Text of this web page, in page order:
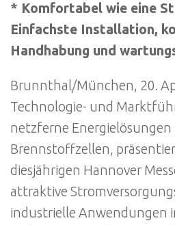
* Komfortabel wie eine
Einfachste Installation,
Handhabung und
Brunnthal/München, 20.
Technologie- und
netzferne Energielösungen
Brennstoffzellen,
diesjährigen Hannover
attraktive
industrielle Anwendungen